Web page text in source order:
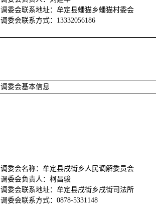
调委会联系地址：牟定县蟠猫乡蟠猫村委会
调委会联系方式：13332056186
调委会基本信息
调委会名称：牟定县戌街乡人民调解委员会
调委会负责人：柯昌骏
调委会联系地址：牟定县戌街乡戌街司法所
调委会联系方式：0878-5331148